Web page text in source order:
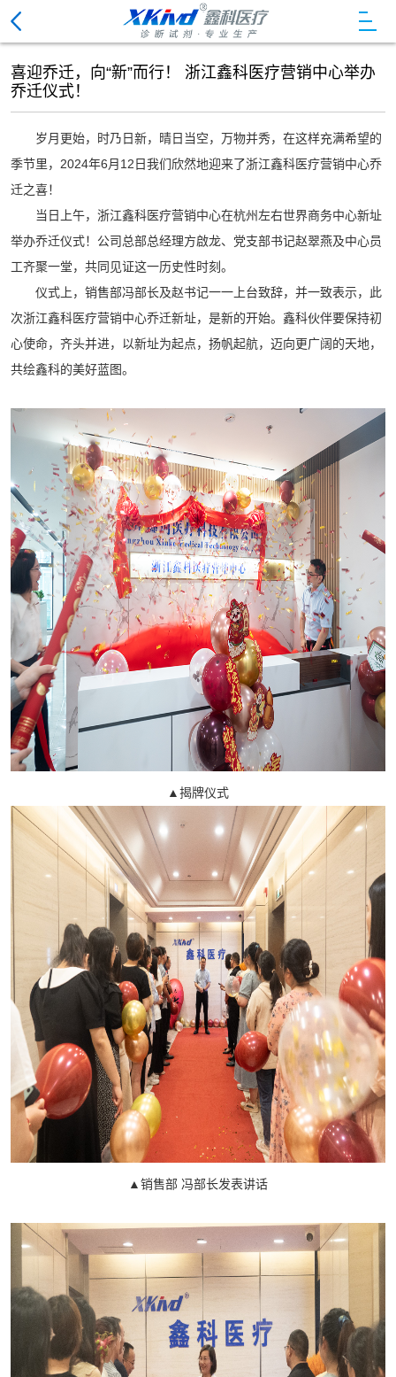
喜迎乔迁，向“新”而行！ 浙江鑫科医疗营销中心举办
乔迁仪式！
岁月更始，时乃日新，晴日当空，万物并秀，在这样充满希望的
季节里，2024年6月12日我们欣然地迎来了浙江鑫科医疗营销中心乔
迁之喜！
当日上午，浙江鑫科医疗营销中心在杭州左右世界商务中心新址
举办乔迁仪式！公司总部总经理方啟龙、党支部书记赵翠燕及中心员
工齐聚一堂，共同见证这一历史性时刻。
仪式上，销售部冯部长及赵书记一一上台致辞，并一致表示，此
次浙江鑫科医疗营销中心乔迁新址，是新的开始。鑫科伙伴要保持初
心使命，齐头并进，以新址为起点，扬帆起航，迈向更广阔的天地，
共绘鑫科的美好蓝图。
▲揭牌仪式
▲销售部 冯部长发表讲话
化学发光免疫分析仪试剂
电解质模块试剂
血细胞分析用配套试剂
尿有形成份分析仪用试剂
尿液分析仪清洗液
血凝分析仪清洗液
血流变分析仪清洗液
血型分析仪清洗液
关闭